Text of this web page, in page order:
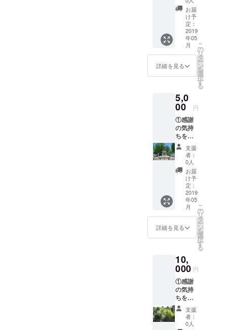
の完成
写真付
きの、
お礼
メール
をお送
りさせ
て頂き
ます。
お届
け予
定：
2019
年05
月
詳細を見る
こ
の
リ
タ
ー
ン
を
選
択
す
る
5,0
00 円
①感謝
の気持
ちを込
めて、
施工前
と施工
後の完
成写真
付き
の、 お
礼メー
ルをお
送りさ
せて頂
きま
紹介時
に名前
を記
載。
支援
者：
0人
お届
け予
定：
2019
年05
月
詳細を見る
こ
の
リ
タ
ー
ン
を
選
択
す
る
10,
000 円
①感謝
の気持
ちを込
めて、
施工前
と施工
支援
者：
0人